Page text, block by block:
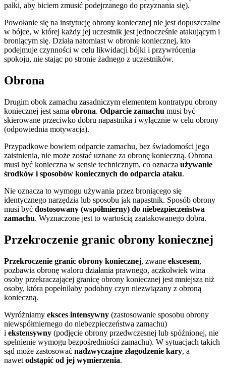
pałki, aby biciem zmusić podejrzanego do przyznania się).
Powołanie się na instytucję obrony koniecznej nie jest dopuszczalne
w bójce, w której każdy jej uczestnik jest jednocześnie atakującym i
broniącym się. Działa natomiast w obronie koniecznej, kto
podejmuje czynności w celu likwidacji bójki i przywrócenia
spokoju, nie stając po stronie żadnego z uczestników.
Obrona
Drugim obok zamachu zasadniczym elementem kontratypu obrony
koniecznej jest sama obrona. Odparcie zamachu musi być
skierowane przeciwko dobru napastnika i wyłącznie w celu obrony
(odpowiednia motywacja).
Przypadkowe bowiem odparcie zamachu, bez świadomości jego
zaistnienia, nie może zostać uznane za obronę konieczną. Obrona
musi być konieczna w sensie technicznym, co oznacza używanie
środków i sposobów koniecznych do odparcia ataku.
Nie oznacza to wymogu używania przez broniącego się
identycznego narzędzia lub sposobu jak napastnik. Sposób obrony
musi być dostosowany (współmierny) do niebezpieczeństwa
zamachu. Wyznaczone jest to wartością zaatakowanego dobra.
Przekroczenie granic obrony koniecznej
Przekroczenie granic obrony koniecznej, zwane ekscesem,
pozbawia obronę waloru działania prawnego, aczkolwiek wina
osoby przekraczającej granicę obrony koniecznej jest mniejsza niż
osoby, która popełniłaby podobny czyn niezwiązany z obroną
konieczną.
Wyróżniamy eksces intensywny (zastosowanie sposobu obrony
niewspółmiernego do niebezpieczeństwa zamachu)
i ekstensywny (podjęcie obrony przedwczesnej lub spóźnionej, nie
spełnienie wymogu bezpośredniości zamachu). W sytuacjach takich
sąd może zastosować nadzwyczajne złagodzenie kary, a
nawet odstąpić od jej wymierzenia.